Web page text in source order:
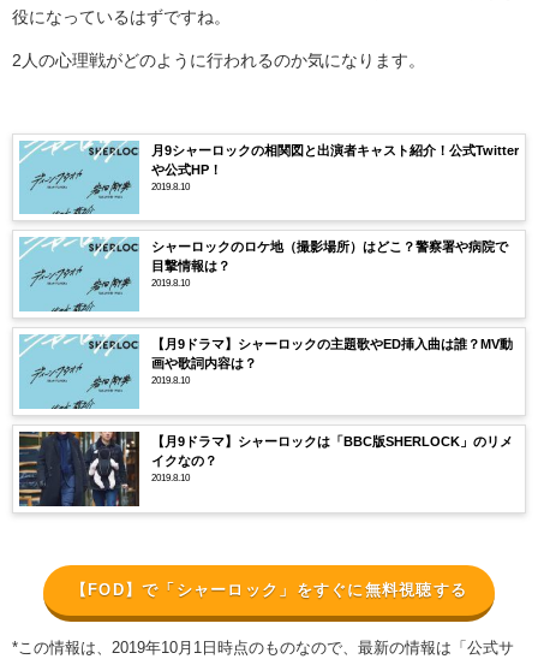
役になっているはずですね。
2 人の心理戦がどのように行われるのか気になります。
月9シャーロックの相関図と出演者キャスト紹介！公式Twitter
や公式HP！
2019.8.10
シャーロックのロケ地（撮影場所）はどこ？警察署や病院で
目撃情報は？
2019.8.10
【月9ドラマ】シャーロックの主題歌やED挿入曲は誰？MV動
画や歌詞内容は？
2019.8.10
【月9ドラマ】シャーロックは「BBC版SHERLOCK」のリメ
イクなの？
2019.8.10
【FOD】で「シャーロック」をすぐに無料視聴する
*この情報は、2019年10月1日時点のものなので、最新の情報は「公式サ